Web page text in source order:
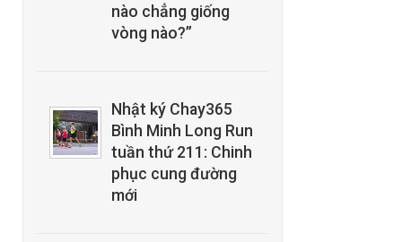
nào chẳng giống
vòng nào?”
Nhật ký Chay365
Bình Minh Long Run
tuần thứ 211: Chinh
phục cung đường
mới